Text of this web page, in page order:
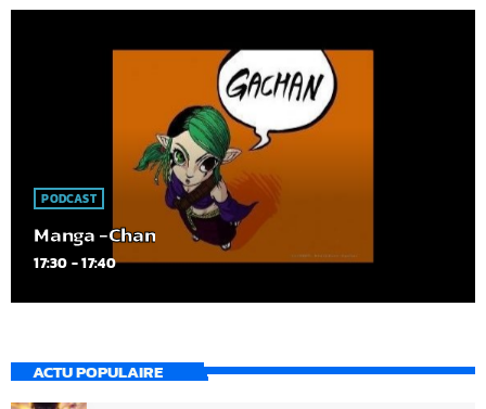
PODCAST
Manga -Chan
17:30 - 17:40
ACTU POPULAIRE